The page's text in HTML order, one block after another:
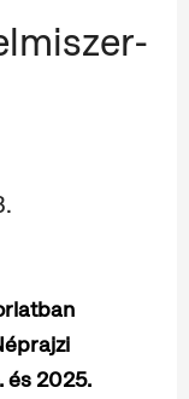
és 2025.